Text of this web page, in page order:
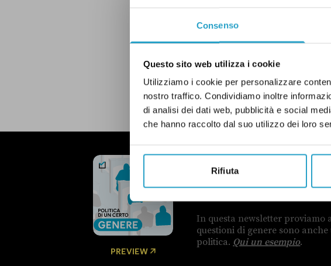
Consenso
Questo sito web utilizza i cookie
Utilizziamo i cookie per personalizzare
nostro traffico. Condividiamo inoltre
di analisi dei dati web, pubblicità e social
che hanno raccolto dal suo utilizzo dei loro
Rifiuta
LEGGI LA NOSTRA POLITICA DELLE CORREZIONI
PREVIEW
POLITICA DI UN CERTO
In questa newsletter proviamo
questioni di genere sono
politica. Qui un esempio.